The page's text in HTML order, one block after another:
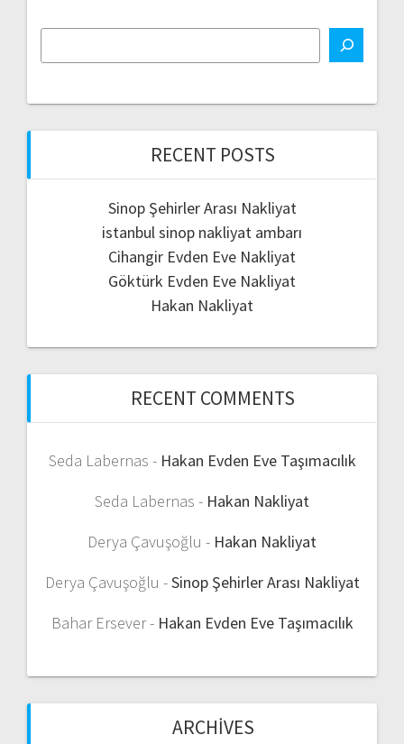
RECENT POSTS
Sinop Şehirler Arası Nakliyat
istanbul sinop nakliyat ambarı
Cihangir Evden Eve Nakliyat
Göktürk Evden Eve Nakliyat
Hakan Nakliyat
RECENT COMMENTS
Seda Labernas - Hakan Evden Eve Taşımacılık
Seda Labernas - Hakan Nakliyat
Derya Çavuşoğlu - Hakan Nakliyat
Derya Çavuşoğlu -Sinop Şehirler Arası Nakliyat
Bahar Ersever- Hakan Evden Eve Taşımacılık
ARCHIVES